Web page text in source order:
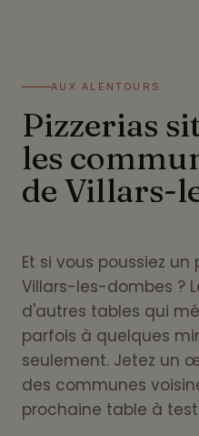
AUX ALENTOURS
Pizzerias
les
de Villars-
Et si vous poussiez
Villars-les-dombes ?
d'autres tables qui
parfois à quelques
seulement. Jetez un
des communes
prochaine table à